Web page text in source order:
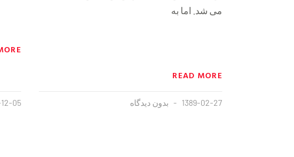
می شد. اما به
READ MORE
1389-02-27 بدون دیدگاه 12-05